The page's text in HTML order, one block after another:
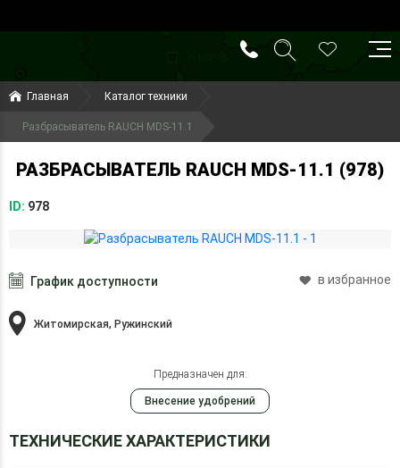
(099) 644-79-22
(050) 416-93-27
Главная Каталог техники
Разбрасыватель RAUCH MDS-11.1
РАЗБРАСЫВАТЕЛЬ RAUCH MDS-11.1 (978)
ID: 978
График доступности в избранное
Житомирская, Ружинский
Предназначен для:
Внесение удобрений
ТЕХНИЧЕСКИЕ ХАРАКТЕРИСТИКИ